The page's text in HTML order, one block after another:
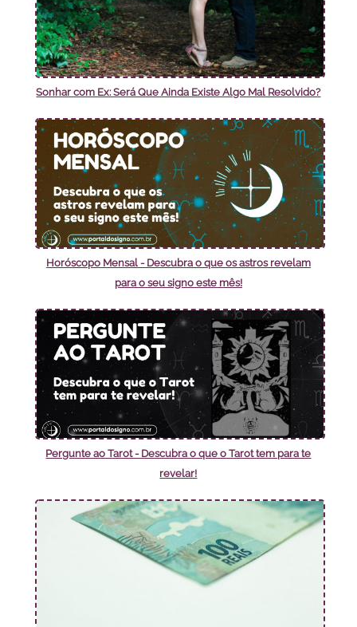
Sonhar com Ex: Será Que Ainda Existe Algo Mal Resolvido?
Horóscopo Mensal - Descubra o que os astros revelam
para o seu signo este mês!
Pergunte ao Tarot - Descubra o que o Tarot tem para te
revelar!